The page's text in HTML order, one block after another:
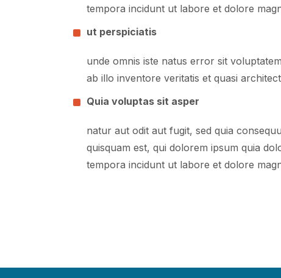
tempora incidunt ut labore et dolore
ut perspiciatis
unde omnis iste natus error sit
ab illo inventore veritatis et quasi
Quia voluptas sit asper
natur aut odit aut fugit, sed quia
quisquam est, qui dolorem ipsum quia
tempora incidunt ut labore et dolore